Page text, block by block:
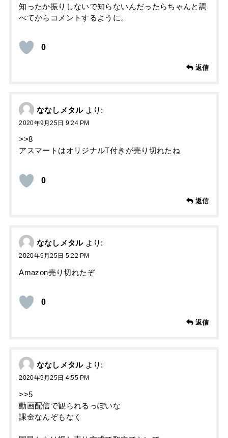
知ったか振りしないで知らないんだったらちゃんと調
べてからコメントするように。
0
返信
ななしメタル より:
2020年9月25日 9:24 PM
>>8
アスマートはオリジナルT付きが売り切れたね
0
返信
ななしメタル より:
2020年9月25日 5:22 PM
Amazon売り切れたぞ
0
返信
ななしメタル より:
2020年9月25日 4:55 PM
>>5
動画配信で観られるっぽいな
課金なんぞもなく